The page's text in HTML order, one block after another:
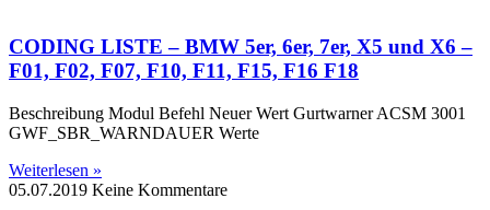
CODING LISTE – BMW 5er, 6er, 7er, X5 und X6 –
F01, F02, F07, F10, F11, F15, F16 F18
Beschreibung Modul Befehl Neuer Wert Gurtwarner ACSM 3001
GWF_SBR_WARNDAUER Werte
Weiterlesen »
05.07.2019 Keine Kommentare